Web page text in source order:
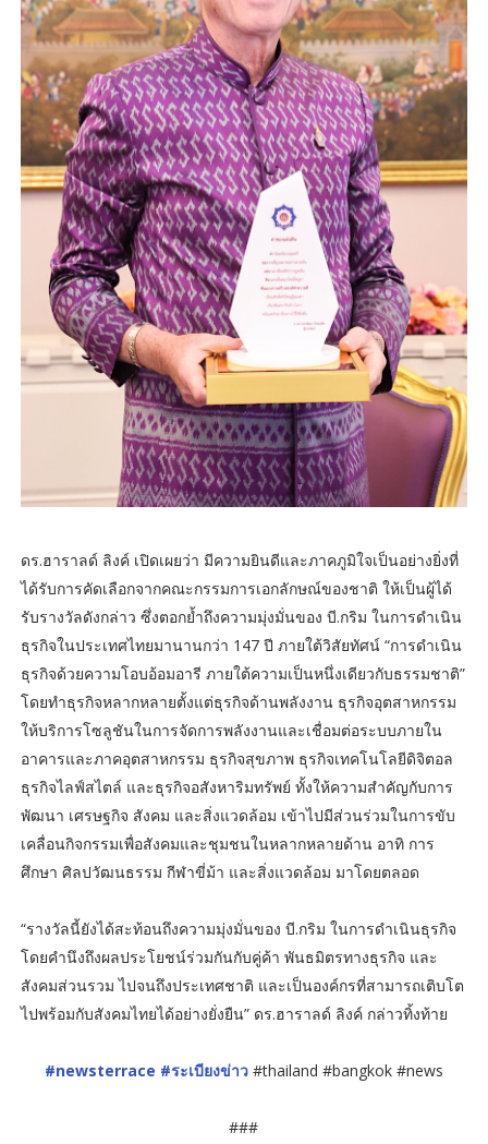
ดร.ฮาราลด์ ลิงค์ เปิดเผยว่า มีความยินดีและภาคภูมิใจเป็นอย่างยิ่งที่
ได้รับการคัดเลือกจากคณะกรรมการเอกลักษณ์ของชาติ ให้เป็นผู้ได้
รับรางวัลดังกล่าว ซึ่งตอกย้ำถึงความมุ่งมั่นของ บี.กริม ในการดำเนิน
ธุรกิจในประเทศไทยมานานกว่า 147 ปี ภายใต้วิสัยทัศน์ “การดำเนิน
ธุรกิจด้วยความโอบอ้อมอารี ภายใต้ความเป็นหนึ่งเดียวกับธรรมชาติ”
โดยทำธุรกิจหลากหลายตั้งแต่ธุรกิจด้านพลังงาน ธุรกิจอุตสาหกรรม
ให้บริการโซลูชันในการจัดการพลังงานและเชื่อมต่อระบบภายใน
อาคารและภาคอุตสาหกรรม ธุรกิจสุขภาพ ธุรกิจเทคโนโลยีดิจิตอล
ธุรกิจไลฟ์สไตล์ และธุรกิจอสังหาริมทรัพย์ ทั้งให้ความสำคัญกับการ
พัฒนา เศรษฐกิจ สังคม และสิ่งแวดล้อม เข้าไปมีส่วนร่วมในการขับ
เคลื่อนกิจกรรมเพื่อสังคมและชุมชนในหลากหลายด้าน อาทิ การ
ศึกษา ศิลปวัฒนธรรม กีฬาขี่ม้า และสิ่งแวดล้อม มาโดยตลอด
“รางวัลนี้ยังได้สะท้อนถึงความมุ่งมั่นของ บี.กริม ในการดำเนินธุรกิจ
โดยคำนึงถึงผลประโยชน์ร่วมกันกับคู่ค้า พันธมิตรทางธุรกิจ และ
สังคมส่วนรวม ไปจนถึงประเทศชาติ และเป็นองค์กรที่สามารถเติบโต
ไปพร้อมกับสังคมไทยได้อย่างยั่งยืน” ดร.ฮาราลด์ ลิงค์ กล่าวทิ้งท้าย
#newsterrace #ระเบียงข่าว#thailand #bangkok #news
###